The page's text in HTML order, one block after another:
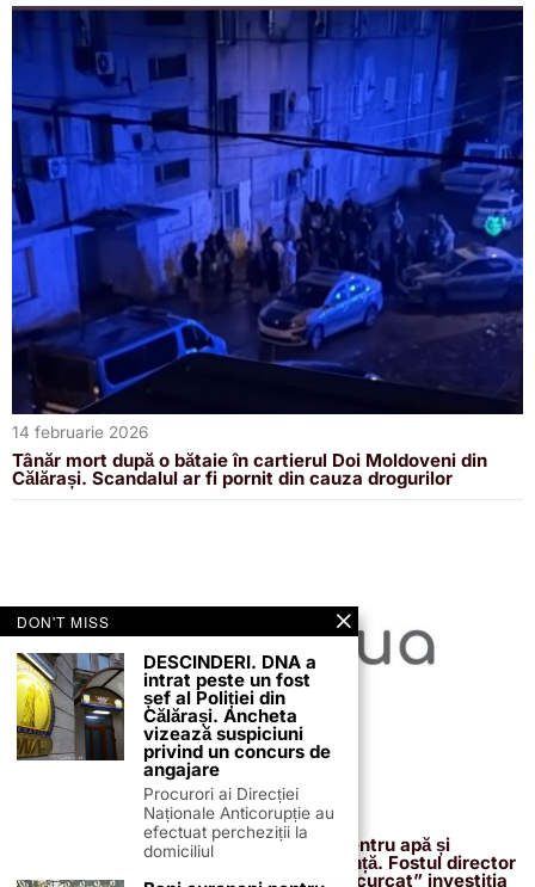
14 februarie 2026
Tânăr mort după o bătaie în cartierul Doi Moldoveni din
Călărași. Scandalul ar fi pornit din cauza drogurilor
13 februarie 2026
Proiectul de 400 de milioane de euro pentru apă și
canalizare, confirmat definitiv de instanță. Fostul director
reacționează după acuzațiile că ar fi „încurcat” investiția
DON'T MISS
DESCINDERI. DNA a
intrat peste un fost
șef al Poliției din
Călărași. Ancheta
vizează suspiciuni
privind un concurs de
angajare
Procurori ai Direcției
Naționale Anticorupție au
efectuat percheziții la
domiciliul